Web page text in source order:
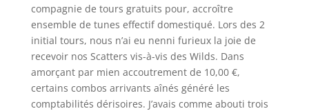
compagnie de tours gratuits pour, accroître
ensemble de tunes effectif domestiqué. Lors des 2
initial tours, nous n’ai eu nenni furieux la joie de
recevoir nos Scatters vis-à-vis des Wilds. Dans
amorçant par mien accoutrement de 10,00 €,
certains combos arrivants aînés généré les
comptabilités dérisoires. J’avais comme abouti trois